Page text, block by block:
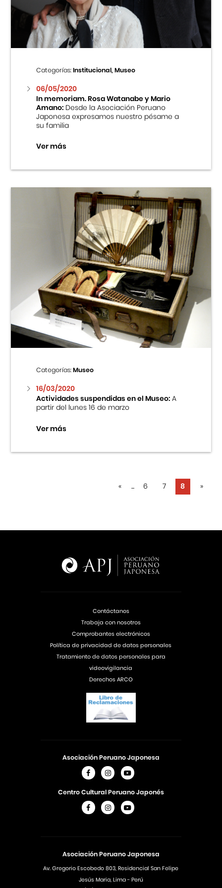
Centro Cultural Peruano Japonés
Cursos
Museo de la Inmigración Japonesa
Fondo Editorial
Teatro Peruano Japonés
Categorías:Institucional, Museo
06/05/2020
In memoriam. Rosa Watanabe y Mario
Amano:Desde la Asociación Peruano
Japonesa expresamos nuestro pésame a
su familia
Ver más
Categorías:Museo
16/03/2020
Actividades suspendidas en el Museo:A
partir del lunes 16 de marzo
Ver más
« ... 6 7 8 »
Asociación Peruano Japonesa
Av. Gregorio Escobedo 803, Residencial San Felipe
Jesús Maria, Lima - Perú
Asociación Peruano Japonesa
Centro Cultural Peruano Japonés
Contáctanos
Trabaja con nosotros
Comprobantes electrónicos
Política de privacidad de datos personales
Tratamiento de datos personales para
videovigilancia
Derechos ARCO